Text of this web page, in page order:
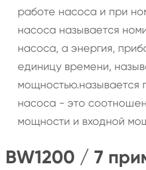
работе насоса и при
насоса называется
насоса, а энергия,
единицу времени,
мощностью.называется
насоса - это
мощности и входной
BW1200 / 7